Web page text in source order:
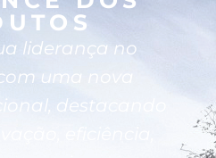
liderança no
uma nova
destacando